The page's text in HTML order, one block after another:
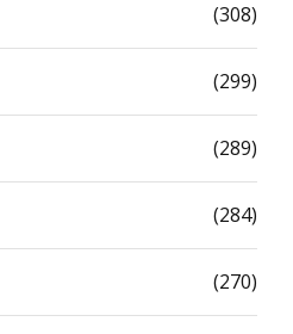
(308)
(299)
(289)
(284)
(270)